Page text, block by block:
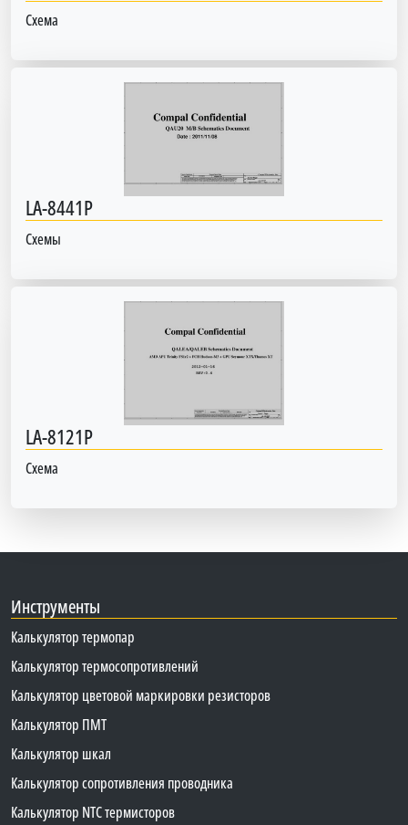
Схема
LA-8441P
Схемы
LA-8121P
Схема
Инструменты
Калькулятор термопар
Калькулятор термосопротивлений
Калькулятор цветовой маркировки резисторов
Калькулятор ПМТ
Калькулятор шкал
Калькулятор сопротивления проводника
Калькулятор NTC термисторов